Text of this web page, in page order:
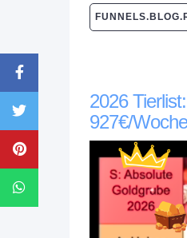
2026
927€/